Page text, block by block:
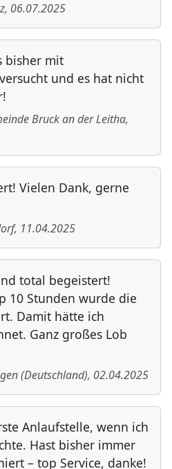
, 06.07.2025
bisher mit
und es hat nicht
Bruck an der Leitha,
Vielen Dank, gerne
, 11.04.2025
total begeistert!
10 Stunden wurde die
Damit hätte ich
Ganz großes Lob
(Deutschland), 02.04.2025
Anlaufstelle, wenn ich
Hast bisher immer
– top Service, danke!